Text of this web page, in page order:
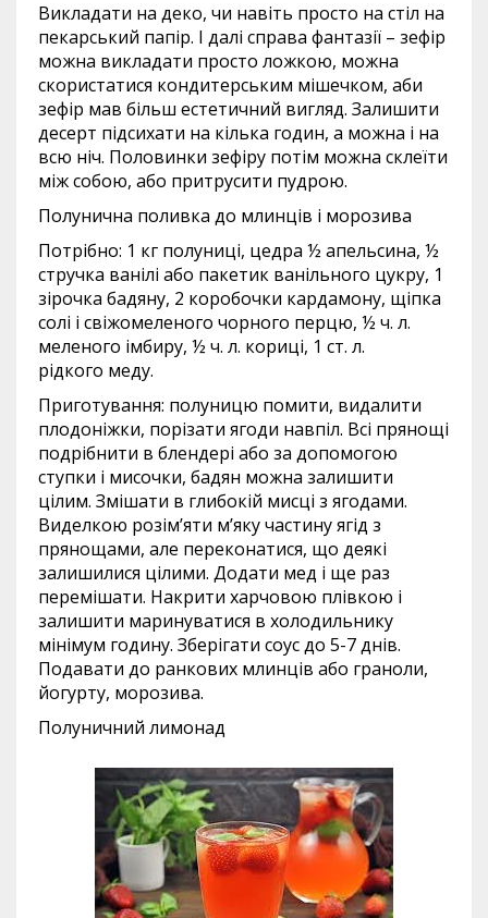
Викладати на деко, чи навіть просто на стіл на
пекарський папір. І далі справа фантазії – зефір
можна викладати просто ложкою, можна
скористатися кондитерським мішечком, аби
зефір мав більш естетичний вигляд. Залишити
десерт підсихати на кілька годин, а можна і на
всю ніч. Половинки зефіру потім можна склеїти
між собою, або притрусити пудрою.
Полунична поливка до млинців і морозива
Потрібно: 1 кг полуниці, цедра ½ апельсина, ½
стручка ванілі або пакетик ванільного цукру, 1
зірочка бадяну, 2 коробочки кардамону, щіпка
солі і свіжомеленого чорного перцю, ½ ч. л.
меленого імбиру, ½ ч. л. кориці, 1 ст. л.
рідкого меду.
Приготування: полуницю помити, видалити
плодоніжки, порізати ягоди навпіл. Всі прянощі
подрібнити в блендері або за допомогою
ступки і мисочки, бадян можна залишити
цілим. Змішати в глибокій мисці з ягодами.
Виделкою розім’яти м’яку частину ягід з
прянощами, але переконатися, що деякі
залишилися цілими. Додати мед і ще раз
перемішати. Накрити харчовою плівкою і
залишити маринуватися в холодильнику
мінімум годину. Зберігати соус до 5-7 днів.
Подавати до ранкових млинців або граноли,
йогурту, морозива.
Полуничний лимонад